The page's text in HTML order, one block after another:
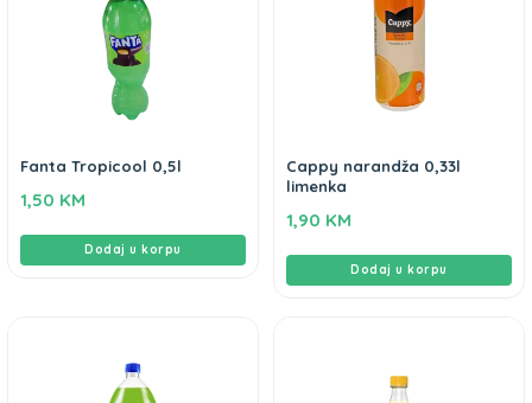
Fanta Tropicool 0,5l
1,50 KM
Dodaj u korpu
Cappy narandža 0,33l
limenka
1,90 KM
Dodaj u korpu